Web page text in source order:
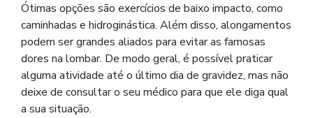
Ótimas opções são exercícios de baixo impacto, como
caminhadas e hidroginástica. Além disso, alongamentos
podem ser grandes aliados para evitar as famosas
dores na lombar. De modo geral, é possível praticar
alguma atividade até o último dia de gravidez, mas não
deixe de consultar o seu médico para que ele diga qual
a sua situação.